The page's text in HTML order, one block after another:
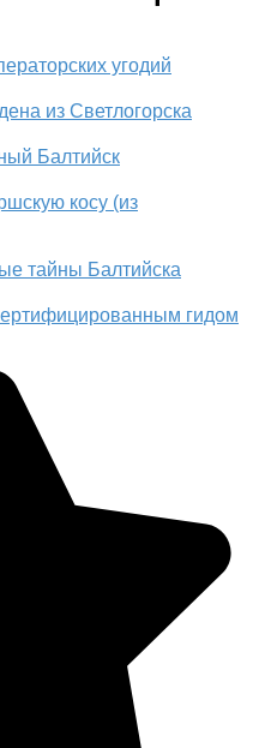
угодий
из Светлогорска
Балтийск
косу (из
тайны Балтийска
гидом